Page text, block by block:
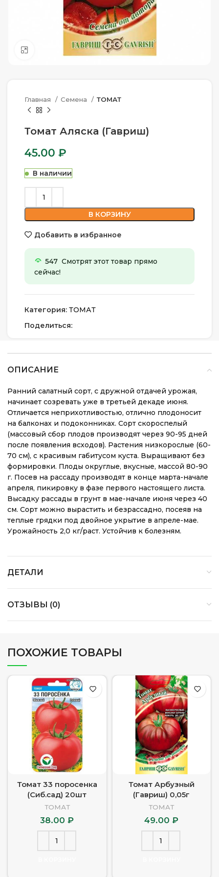
Нажмите, чтобы увеличить
Главная Семена ТОМАТ
Томат Аляска (Гавриш)
45.00 ₽
В наличии
В КОРЗИНУ
Добавить в избранное
547 Смотрят этот товар прямо
сейчас!
Категория: ТОМАТ
Поделиться:
ОПИСАНИЕ
Ранний салатный сорт, с дружной отдачей урожая,
начинает созревать уже в третьей декаде июня.
Отличается неприхотливостью, отлично плодоносит
на балконах и подоконниках. Сорт скороспелый
(массовый сбор плодов производят через 90-95 дней
после появления всходов). Растения низкорослые (60-
70 см), с красивым габитусом куста. Выращивают без
формировки. Плоды округлые, вкусные, массой 80-90
г. Посев на рассаду производят в конце марта-начале
апреля, пикировку в фазе первого настоящего листа.
Высадку рассады в грунт в мае-начале июня через 40
см. Сорт можно вырастить и безрассадно, посеяв на
теплые грядки под двойное укрытие в апреле-мае.
Урожайность 2,0 кг/раст. Устойчив к болезням.
ДЕТАЛИ
ОТЗЫВЫ (0)
ПОХОЖИЕ ТОВАРЫ
Томат 33 поросенка
(Сиб.сад) 20шт
ТОМАТ
38.00₽
Томат Арбузный
(Гавриш) 0,05г
ТОМАТ
49.00₽